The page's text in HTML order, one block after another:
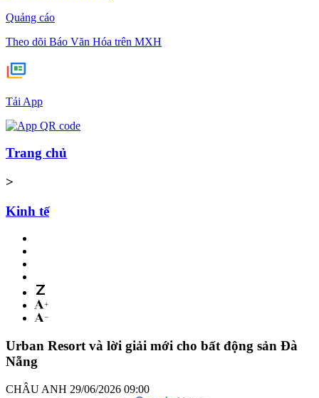
Quảng cáo
Theo dõi Báo Văn Hóa trên MXH
Tải App
Trang chủ
>
Kinh tế
Urban Resort và lời giải mới cho bất động sản Đà
Nẵng
CHÂU ANH 29/06/2026 09:00